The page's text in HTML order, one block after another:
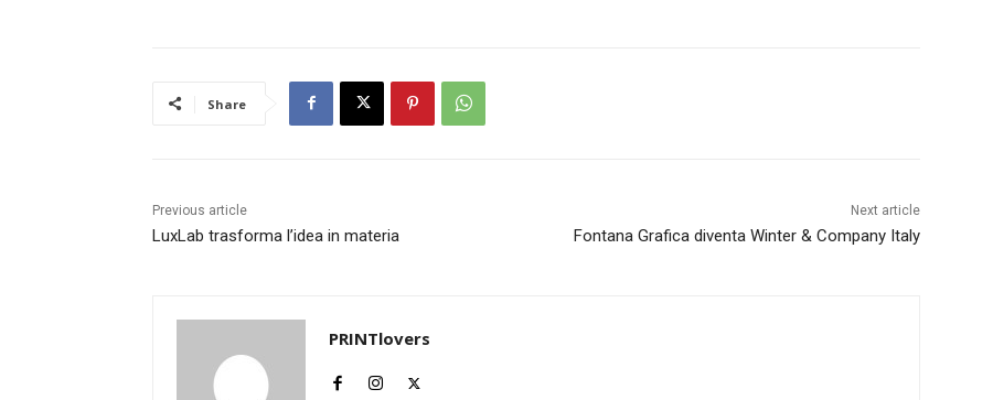
Share
Previous article
LuxLab trasforma l’idea in materia
Next article
Fontana Grafica diventa Winter & Company Italy
PRINTlovers